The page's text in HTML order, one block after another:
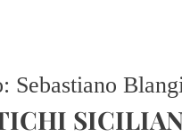
Sebastiano